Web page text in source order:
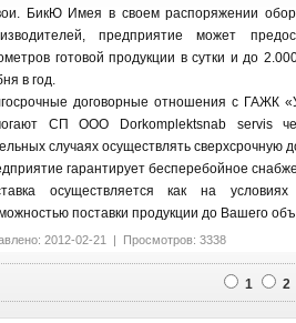
БикЮ Имея в своем распоряжении
предприятие может
готовой продукции в сутки и до
в год.
договорные отношения с ГАЖК
СП ООО Dorkomplektsnab servis
случаях осуществлять сверхсрочную
гарантирует бесперебойное
осуществляется как на
поставки продукции до Вашего
2012-02-21 | Просмотров: 3338
1 2